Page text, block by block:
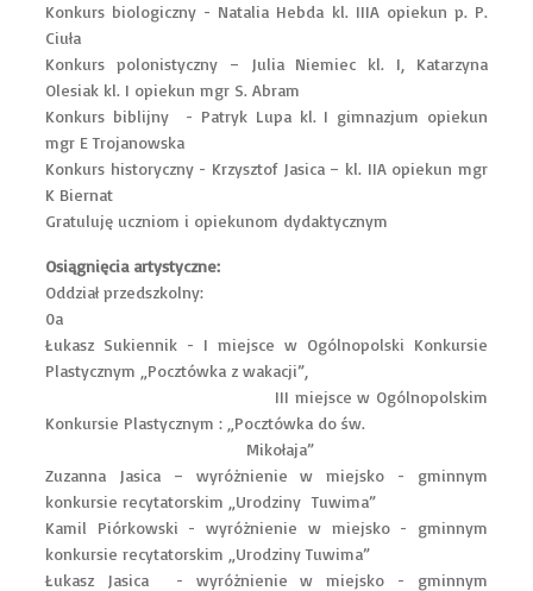
Konkurs biologiczny - Natalia Hebda kl. IIIA opiekun p. P.
Ciuła
Konkurs polonistyczny – Julia Niemiec kl. I, Katarzyna
Olesiak kl. I opiekun mgr S. Abram
Konkurs biblijny - Patryk Lupa kl. I gimnazjum opiekun
mgr E Trojanowska
Konkurs historyczny - Krzysztof Jasica – kl. IIA opiekun mgr
K Biernat
Gratuluję uczniom i opiekunom dydaktycznym
Osiągnięcia artystyczne:
Oddział przedszkolny:
0a
Łukasz Sukiennik - I miejsce w Ogólnopolski Konkursie
Plastycznym „Pocztówka z wakacji”,
III miejsce w Ogólnopolskim
Konkursie Plastycznym : „Pocztówka do św.
Mikołaja”
Zuzanna Jasica – wyróżnienie w miejsko - gminnym
konkursie recytatorskim „Urodziny Tuwima”
Kamil Piórkowski - wyróżnienie w miejsko - gminnym
konkursie recytatorskim „Urodziny Tuwima”
Łukasz Jasica - wyróżnienie w miejsko - gminnym